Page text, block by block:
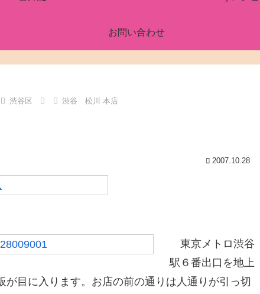
お問い合わせ
渋谷区 渋谷 松川 本店
2007.10.28
東京メトロ渋谷
駅６番出口を地上
目に入ります。お店の前の通りは人通りが引っ切